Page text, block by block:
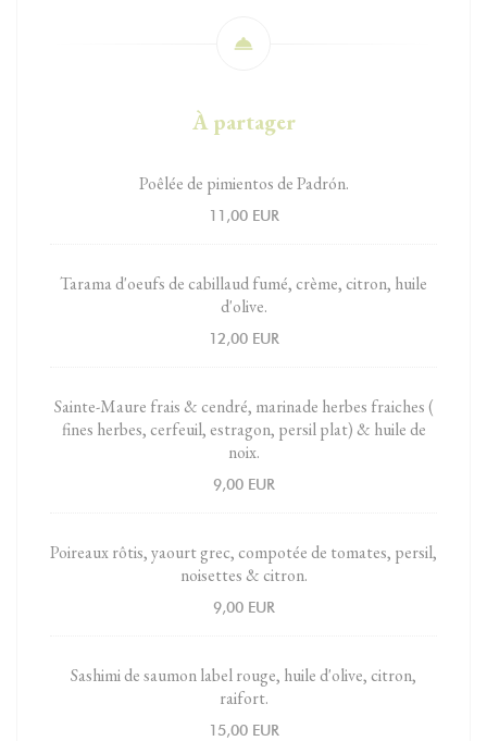
À partager
Poêlée de pimientos de Padrón.
11,00 EUR
Tarama d'oeufs de cabillaud fumé, crème, citron, huile
d'olive.
12,00 EUR
Sainte-Maure frais & cendré, marinade herbes fraiches (
fines herbes, cerfeuil, estragon, persil plat) & huile de
noix.
9,00 EUR
Poireaux rôtis, yaourt grec, compotée de tomates, persil,
noisettes & citron.
9,00 EUR
Sashimi de saumon label rouge, huile d'olive, citron,
raifort.
15,00 EUR